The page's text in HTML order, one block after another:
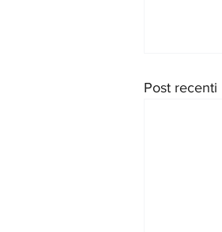
Post recenti